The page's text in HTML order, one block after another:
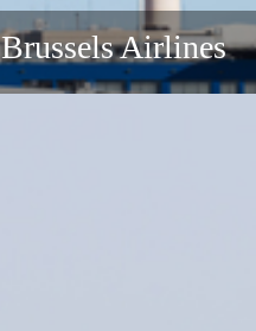
Brussels Airlines